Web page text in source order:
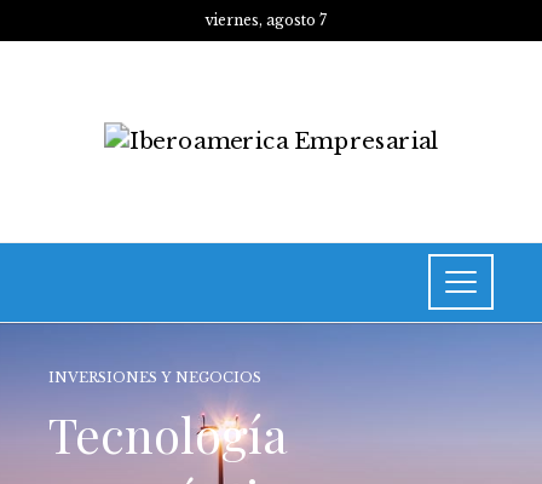
viernes, agosto 7
INVERSIONES Y NEGOCIOS
Tecnología